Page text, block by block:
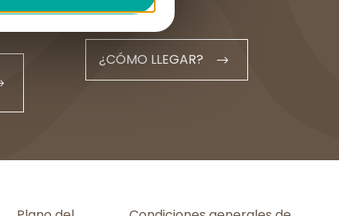
¿CÓMO LLEGAR?